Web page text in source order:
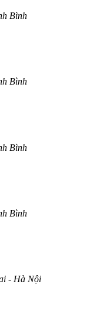
Bình
Bình
Bình
Bình
- Hà Nội